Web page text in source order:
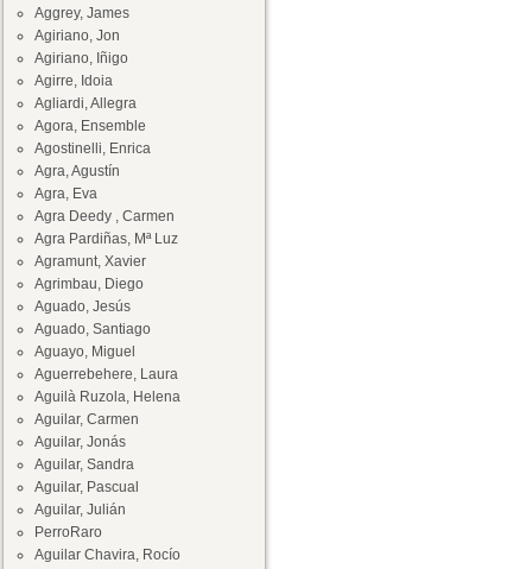
Aggrey, James
Agiriano, Jon
Agiriano, Iñigo
Agirre, Idoia
Agliardi, Allegra
Agora, Ensemble
Agostinelli, Enrica
Agra, Agustín
Agra, Eva
Agra Deedy , Carmen
Agra Pardiñas, Mª Luz
Agramunt, Xavier
Agrimbau, Diego
Aguado, Jesús
Aguado, Santiago
Aguayo, Miguel
Aguerrebehere, Laura
Aguilà Ruzola, Helena
Aguilar, Carmen
Aguilar, Jonás
Aguilar, Sandra
Aguilar, Pascual
Aguilar, Julián
PerroRaro
Aguilar Chavira, Rocío